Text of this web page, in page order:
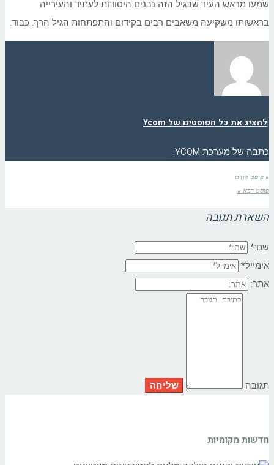
שמעו מראש העיר שבגיל הזה נבנים היסודות לעתיד והעירייה
בראשותו משקיעה משאבים רבים בקידום והתפתחות הגיל הרך. כבוד.
|להציג את כל הפוסטים של Ycom
כתבה של מערכת YCOM.
« פוסט קודם
פוסט הבא »
השארת תגובה
שם:*
אימייל*
אתר:
תגובה
חדשות מקומיות